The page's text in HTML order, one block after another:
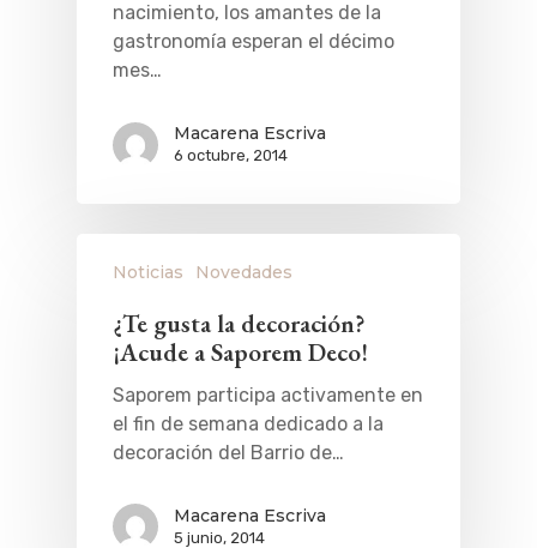
nacimiento, los amantes de la
gastronomía esperan el décimo
mes…
Macarena Escriva
6 octubre, 2014
Noticias Novedades
¿Te gusta la decoración?
¡Acude a Saporem Deco!
Saporem participa activamente en
el fin de semana dedicado a la
decoración del Barrio de…
Macarena Escriva
5 junio, 2014